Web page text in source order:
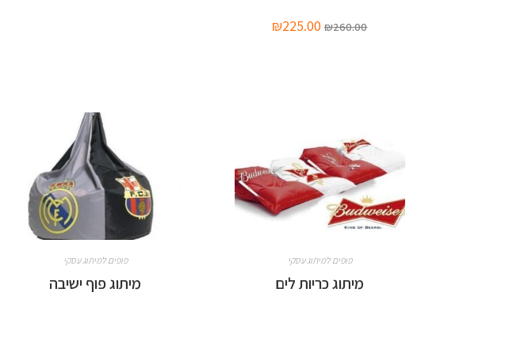
₪260.00
₪225.00
פופים למיתוג עסקי
מיתוג כריות לים
פופים למיתוג עסקי
מיתוג פוף ישיבה